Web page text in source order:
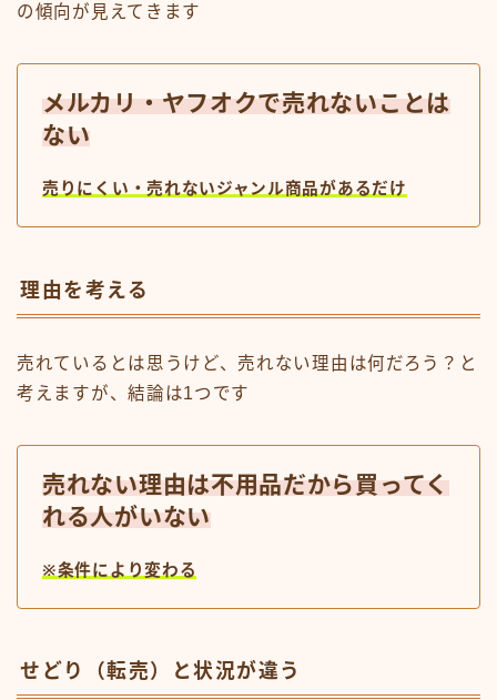
の傾向が見えてきます
メルカリ・ヤフオクで売れないことは
ない
売りにくい・売れないジャンル商品があるだけ
理由を考える
売れているとは思うけど、売れない理由は何だろう？と
考えますが、結論は1つです
売れない理由は不用品だから買ってく
れる人がいない
※条件により変わる
せどり（転売）と状況が違う